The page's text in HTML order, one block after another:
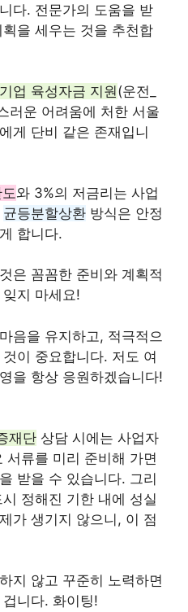
다. 전문가의 도움을 받
을 세우는 것을 추천합
업 육성자금 지원(운전_
러운 어려움에 처한 서울
에게 단비 같은 존재입니
와 3%의 저금리는 사업
균등분할상환 방식은 안정
합니다.
은 꼼꼼한 준비와 계획적
지 마세요!
음을 유지하고, 적극적으
이 중요합니다. 저도 여
을 항상 응원하겠습니다!
재단 상담 시에는 사업자
서류를 미리 준비해 가면
받을 수 있습니다. 그리
정해진 기한 내에 성실
가 생기지 않으니, 이 점
지 않고 꾸준히 노력하면
니다. 화이팅!